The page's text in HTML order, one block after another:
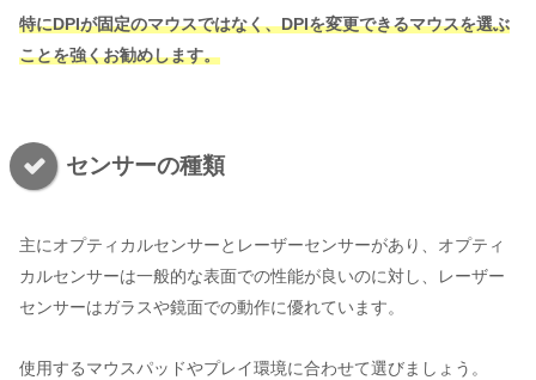
特にDPIが固定のマウスではなく、DPIを変更できるマウスを選ぶ
ことを強くお勧めします。
センサーの種類
主にオプティカルセンサーとレーザーセンサーがあり、オプティ
カルセンサーは一般的な表面での性能が良いのに対し、レーザー
センサーはガラスや鏡面での動作に優れています。
使用するマウスパッドやプレイ環境に合わせて選びましょう。